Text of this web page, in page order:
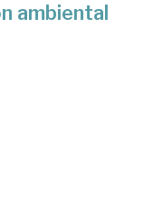
ambiental